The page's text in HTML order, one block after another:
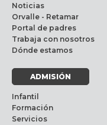
Noticias
Orvalle - Retamar
Portal de padres
Trabaja con nosotros
Dónde estamos
ADMISIÓN
Infantil
Formación
Servicios